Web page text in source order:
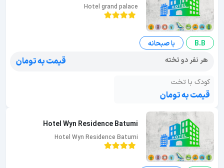
Hotel grand palace
B.B
با صبحانه
هر نفر دو تخته
قیمت به تومان
کودک با تخت
قیمت به تومان
Hotel Wyn Residence Batumi
Hotel Wyn Residence Batumi